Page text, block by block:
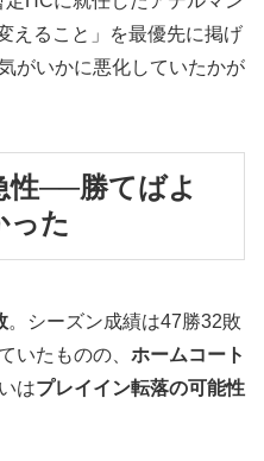
えること」を最優先に掲げ
がいかに悪化していたかが
性──勝てばよ
った
。シーズン成績は47勝32敗
いたものの、 ホームコート
はプレイイン転落の可能性